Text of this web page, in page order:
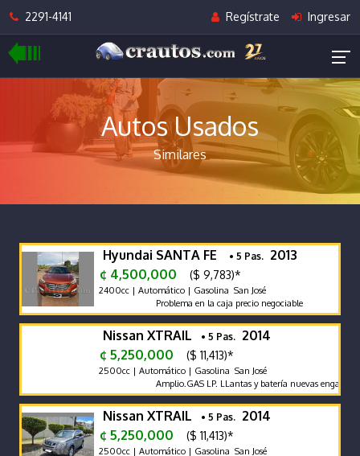
2291-4141 Regístrate Ingresar
Autos Usados
Similares
Hyundai SANTA FE • 5 Pas. 2013
¢ 4,500,000
($ 9,783)*
2400cc | Automático | Gasolina San José
Problema en la caja precio negociable
Nissan XTRAIL • 5 Pas. 2014
¢ 5,250,000
($ 11,413)*
2500cc | Automático | Gasolina San José
Amplio.GAS LP. LLantas y batería nuevas
Nissan XTRAIL • 5 Pas. 2014
¢ 5,250,000
($ 11,413)*
2500cc | Automático | Gasolina San José